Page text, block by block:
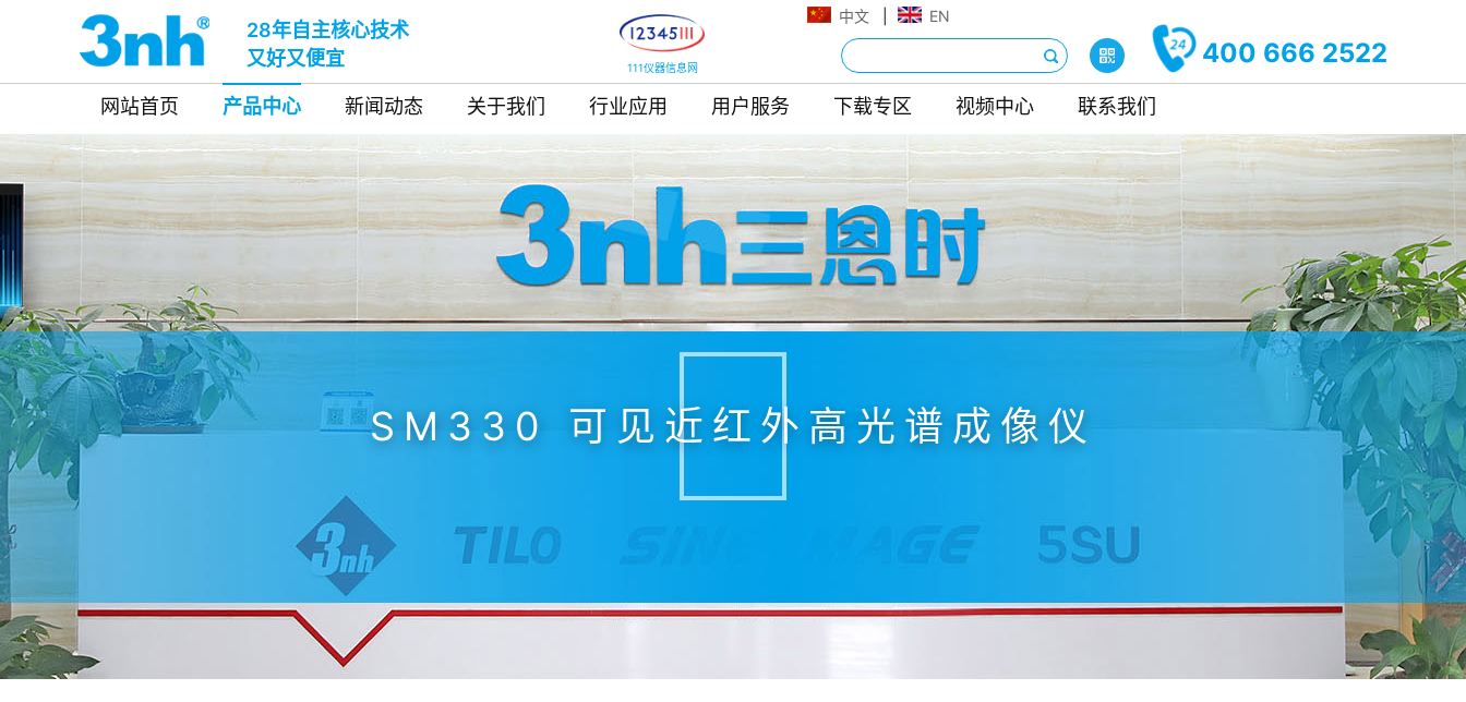
28年自主核心技术
又好又便宜
中文 EN
111仪器信息网 400 666 2522
网站首页 产品中心 新闻动态 关于我们 行业应用 用户服务 下载专区 视频中心 联系我们
SM330 可见近红外高光谱成像仪